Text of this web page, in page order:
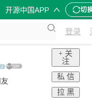
开源中国APP 切
登录
+ 关
注
私 信
拉 黑